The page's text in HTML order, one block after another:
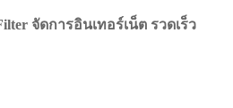
จัดการอินเทอร์เน็ต รวดเร็ว